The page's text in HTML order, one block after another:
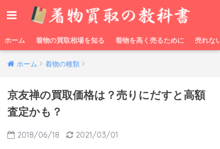
ホーム 着物の買取相場を知る 着物を高く売るために 売れな
ホーム 着物の種類
京友禅の買取価格は？売りにだすと高額
査定かも？
2018/06/18 2021/03/01